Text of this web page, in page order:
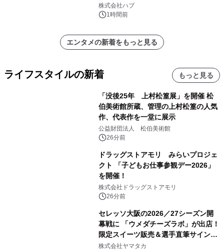
株式会社ハブ
1時間前
エンタメの新着をもっと見る
ライフスタイルの新着 もっと見る
「没後25年 上村松篁展」を開催 松
伯美術館所蔵、管理の上村松篁の人気
作、代表作を一堂に展示
公益財団法人 松伯美術館
26分前
ドラッグストアモリ みらいプロジェ
クト 「子どもお仕事参観デー2026」
を開催！
株式会社ドラッグストアモリ
26分前
セレッソ大阪の2026／27シーズン開
幕戦に 「ウメダチーズラボ」が出店！
限定スイーツ販売＆選手直筆サイング
ッズが当たる抽選会を 8月8日に開催
株式会社ヤマタカ